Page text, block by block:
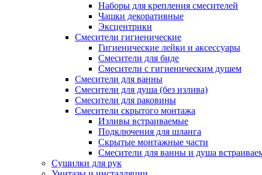
Наборы для крепления смесителей
Чашки декоративные
Эксцентрики
Смесители гигиенические
Гигиенические лейки и аксессуары
Смесители для биде
Смесители с гигиеническим душем
Смесители для ванны
Смесители для душа (без излива)
Смесители для раковины
Смесители скрытого монтажа
Изливы встраиваемые
Подключения для шланга
Скрытые монтажные части
Смесители для ванны и душа
Сушилки для рук